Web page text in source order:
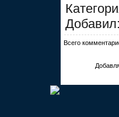
Добавил:
Всего